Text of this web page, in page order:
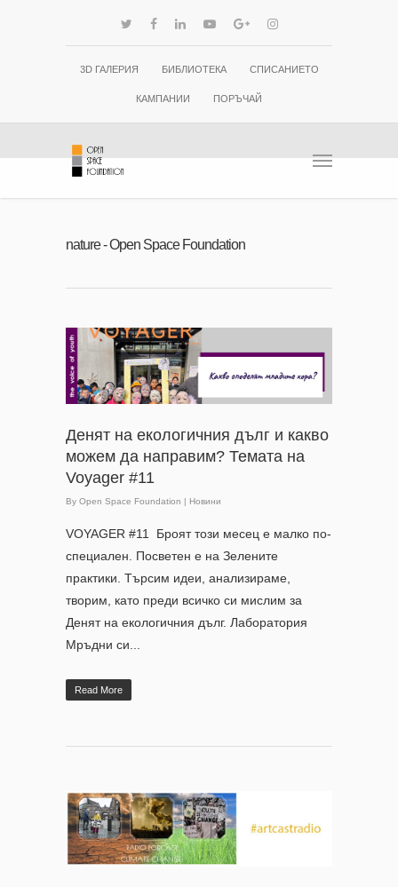
3D ГАЛЕРИЯ БИБЛИОТЕКА СПИСАНИЕТО
КАМПАНИИ ПОРЪЧАЙ
nature - Open Space Foundation
Денят на екологичния дълг и какво
можем да направим? Темата на
Voyager #11
By Open Space Foundation | Новини
VOYAGER #11 Броят този месец е малко по-
специален. Посветен е на Зелените
практики. Търсим идеи, анализираме,
творим, като преди всичко си мислим за
Денят на екологичния дълг. Лаборатория
Мръдни си...
Read More